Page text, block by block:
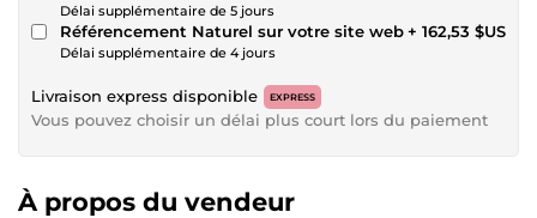
Délai supplémentaire de 5 jours
Référencement Naturel sur votre site web
Délai supplémentaire de 4 jours
+ 162,53 $US
Livraison express disponible EXPRESS
Vous pouvez choisir un délai plus court lors du paiement
À propos du vendeur